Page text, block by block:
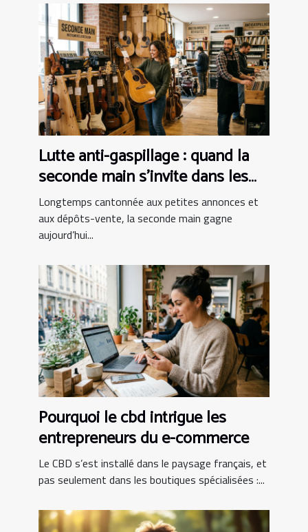
Lutte anti-gaspillage : quand la
seconde main s’invite dans les
boutiques d’instruments
Longtemps cantonnée aux petites annonces et
aux dépôts-vente, la seconde main gagne
aujourd’hui...
Pourquoi le cbd intrigue les
entrepreneurs du e-commerce
Le CBD s’est installé dans le paysage français, et
pas seulement dans les boutiques spécialisées :...